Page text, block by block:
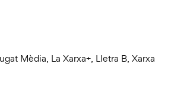
Mèdia, La Xarxa+, Lletra B, Xarxa